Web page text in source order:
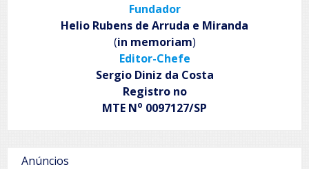
Fundador
Helio Rubens de Arruda e Miranda
(in memoriam)
Editor-Chefe
Sergio Diniz da Costa
Registro no
MTE No 0097127/SP
Anúncios